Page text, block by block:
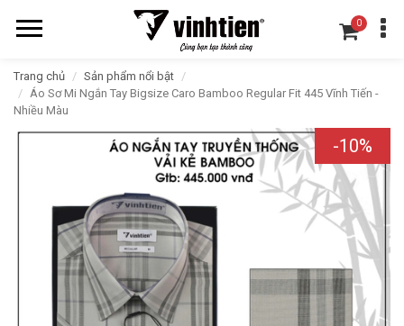
0
Trang chủ
Sản phẩm nổi bật
Áo Sơ Mi Ngắn Tay Bigsize Caro Bamboo Regular Fit 445 Vĩnh Tiến -
Nhiều Màu
-10%